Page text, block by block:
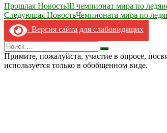
Навигация
по
записям
Прошлая НовостьIII чемпионат мира по
Следующая НовостьЧемпионата мира по
Версия сайта для слабовидящих
Search
for:
Искать
Примите, пожалуйста, участие в опросе,
используется только в обобщенном виде.